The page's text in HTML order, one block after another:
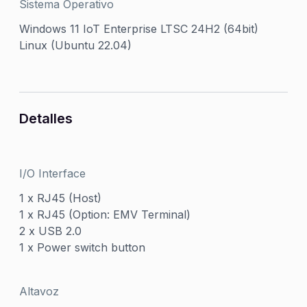
Sistema Operativo
Windows 11 IoT Enterprise LTSC 24H2 (64bit)
Linux (Ubuntu 22.04)
Detalles
I/O Interface
1 x RJ45 (Host)
1 x RJ45 (Option: EMV Terminal)
2 x USB 2.0
1 x Power switch button
Altavoz